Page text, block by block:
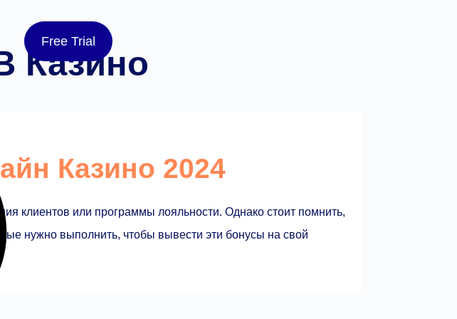
Free Trial
Казино
Казино 2024
клиентов или программы лояльности. Однако стоит помнить,
нужно выполнить, чтобы вывести эти бонусы на свой